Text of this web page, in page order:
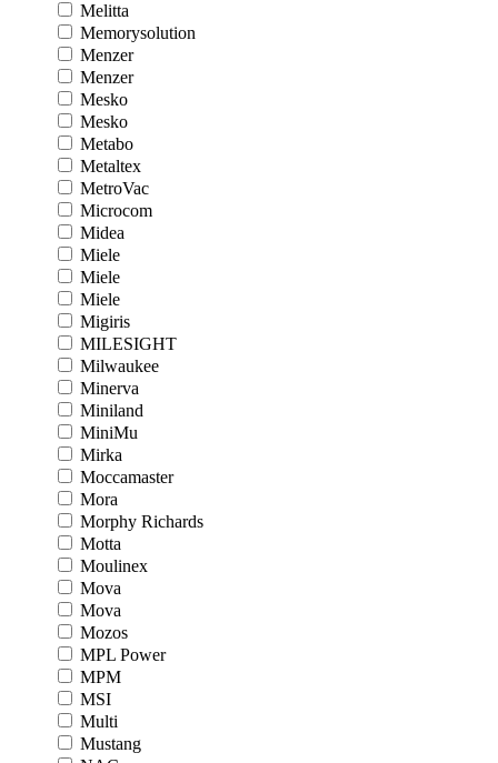
Melitta
Memorysolution
Menzer
Menzer
Mesko
Mesko
Metabo
Metaltex
MetroVac
Microcom
Midea
Miele
Miele
Miele
Migiris
MILESIGHT
Milwaukee
Minerva
Miniland
MiniMu
Mirka
Moccamaster
Mora
Morphy Richards
Motta
Moulinex
Mova
Mova
Mozos
MPL Power
MPM
MSI
Multi
Mustang